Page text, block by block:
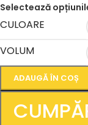
Selectează
CULOARE
VOLUM
ADAUGĂ ÎN COȘ